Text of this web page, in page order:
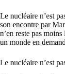
Le nucléaire n’est
son encontre par
n’en reste pas
un monde en
Le nucléaire n’est